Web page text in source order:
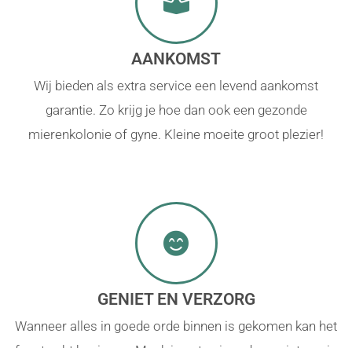
AANKOMST
Wij bieden als extra service een levend aankomst
garantie. Zo krijg je hoe dan ook een gezonde
mierenkolonie of gyne. Kleine moeite groot plezier!
GENIET EN VERZORG
Wanneer alles in goede orde binnen is gekomen kan het